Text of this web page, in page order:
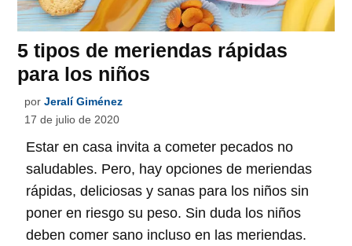
5 tipos de meriendas rápidas
para los niños
por Jeralí Giménez
17 de julio de 2020
Estar en casa invita a cometer pecados no
saludables. Pero, hay opciones de meriendas
rápidas, deliciosas y sanas para los niños sin
poner en riesgo su peso. Sin duda los niños
deben comer sano incluso en las meriendas.